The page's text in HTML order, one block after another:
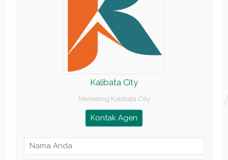
Kalibata City
Marketing Kalibata City
Kontak Agen